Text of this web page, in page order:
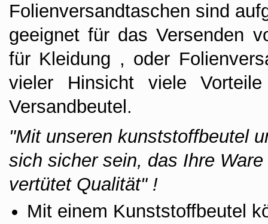
Folienversandtaschen sind
geeignet für das Versenden
für Kleidung , oder
vieler Hinsicht viele
Versandbeutel.
"Mit unseren kunststoffbeutel
sich sicher sein, das Ihre
vertütet Qualität" !
Mit einem Kunststoffbeutel